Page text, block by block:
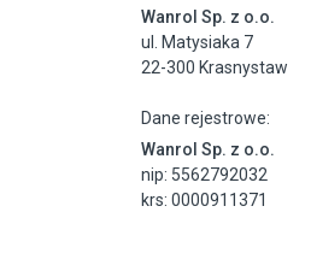
Wanrol Sp. z o.o.
ul. Matysiaka 7
22-300 Krasnystaw
Dane rejestrowe:
Wanrol Sp. z o.o.
nip: 5562792032
krs: 0000911371